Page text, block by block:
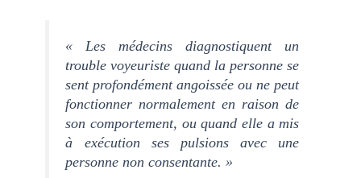
« Les médecins diagnostiquent un
trouble voyeuriste quand la personne se
sent profondément angoissée ou ne peut
fonctionner normalement en raison de
son comportement, ou quand elle a mis
à exécution ses pulsions avec une
personne non consentante. »